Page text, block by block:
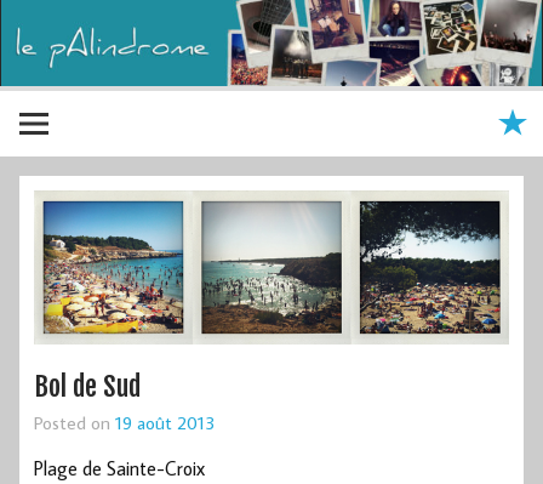
Bol de Sud
Posted on 19 août 2013
Plage de Sainte-Croix